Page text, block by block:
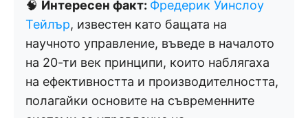
🧠 Интересен факт: Фредерик Уинслоу
Тейлър, известен като бащата на
научното управление, въведе в началото
на 20-ти век принципи, които наблягаха
на ефективността и производителността,
полагайки основите на съвременните